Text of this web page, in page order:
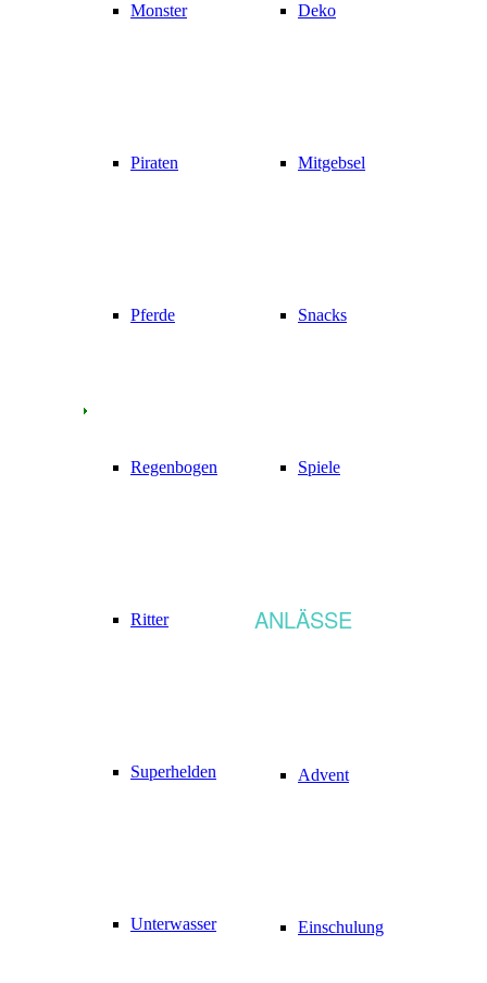
Monster
Piraten
Pferde
Regenbogen
Ritter
Superhelden
Unterwasser
Deko
Mitgebsel
Snacks
Spiele
ANLÄSSE
Advent
Einschulung